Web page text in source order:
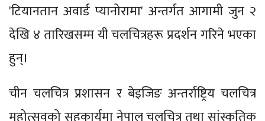
'टियानतान अवार्ड प्यानोरामा' अन्तर्गत आगामी जुन २
देखि ४ तारिखसम्म यी चलचित्रहरू प्रदर्शन गरिने भएका
हुन्।
चीन चलचित्र प्रशासन र बेइजिङ अन्तर्राष्ट्रिय चलचित्र